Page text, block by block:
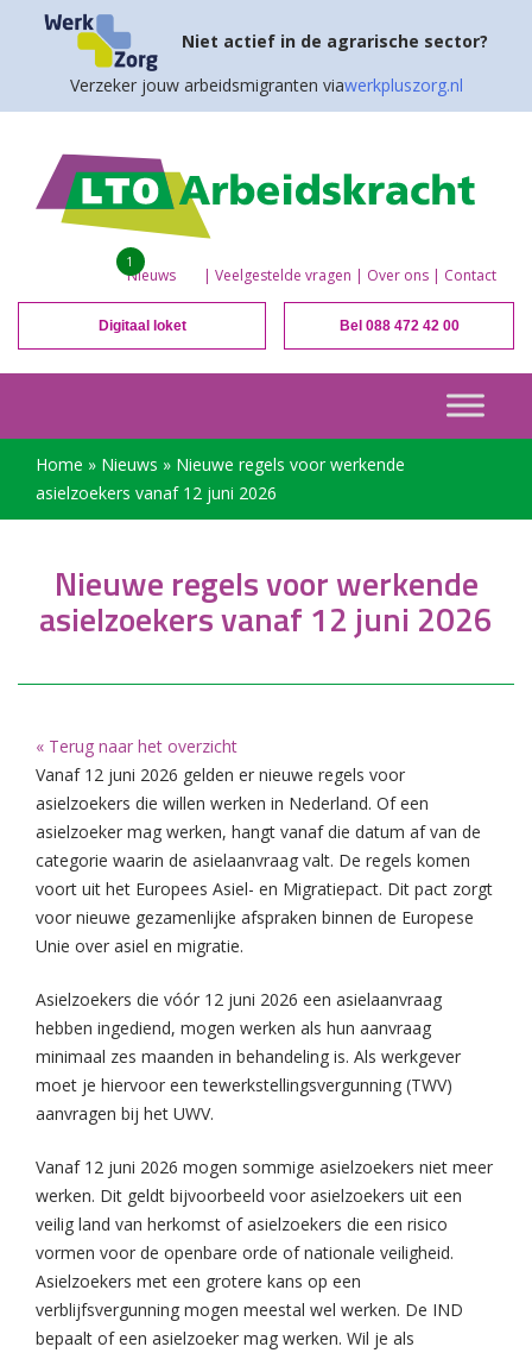
Niet actief in de agrarische sector?
Verzeker jouw arbeidsmigranten viawerkpluszorg.nl
Nieuws
1
| Veelgestelde vragen | Over ons | Contact
Digitaal loket Bel 088 472 42 00
Home » Nieuws » Nieuwe regels voor werkende
asielzoekers vanaf 12 juni 2026
Nieuwe regels voor werkende
asielzoekers vanaf 12 juni 2026
« Terug naar het overzicht
Vanaf 12 juni 2026 gelden er nieuwe regels voor
asielzoekers die willen werken in Nederland. Of een
asielzoeker mag werken, hangt vanaf die datum af van de
categorie waarin de asielaanvraag valt. De regels komen
voort uit het Europees Asiel- en Migratiepact. Dit pact zorgt
voor nieuwe gezamenlijke afspraken binnen de Europese
Unie over asiel en migratie.
Asielzoekers die vóór 12 juni 2026 een asielaanvraag
hebben ingediend, mogen werken als hun aanvraag
minimaal zes maanden in behandeling is. Als werkgever
moet je hiervoor een tewerkstellingsvergunning (TWV)
aanvragen bij het UWV.
Vanaf 12 juni 2026 mogen sommige asielzoekers niet meer
werken. Dit geldt bijvoorbeeld voor asielzoekers uit een
veilig land van herkomst of asielzoekers die een risico
vormen voor de openbare orde of nationale veiligheid.
Asielzoekers met een grotere kans op een
verblijfsvergunning mogen meestal wel werken. De IND
bepaalt of een asielzoeker mag werken. Wil je als